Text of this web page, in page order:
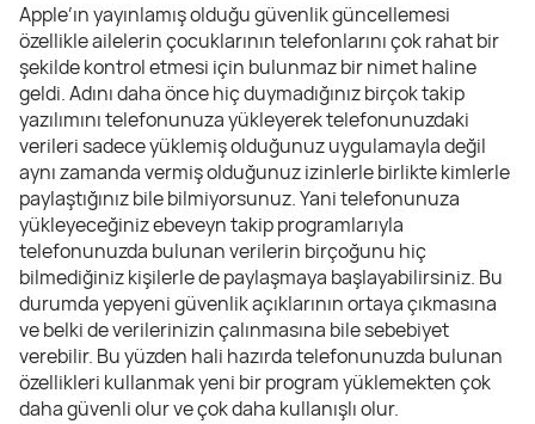
Apple’ın yayınlamış olduğu güvenlik güncellemesi
özellikle ailelerin çocuklarının telefonlarını çok rahat bir
şekilde kontrol etmesi için bulunmaz bir nimet haline
geldi. Adını daha önce hiç duymadığınız birçok takip
yazılımını telefonunuza yükleyerek telefonunuzdaki
verileri sadece yüklemiş olduğunuz uygulamayla değil
aynı zamanda vermiş olduğunuz izinlerle birlikte kimlerle
paylaştığınız bile bilmiyorsunuz. Yani telefonunuza
yükleyeceğiniz ebeveyn takip programlarıyla
telefonunuzda bulunan verilerin birçoğunu hiç
bilmediğiniz kişilerle de paylaşmaya başlayabilirsiniz. Bu
durumda yepyeni güvenlik açıklarının ortaya çıkmasına
ve belki de verilerinizin çalınmasına bile sebebiyet
verebilir. Bu yüzden hali hazırda telefonunuzda bulunan
özellikleri kullanmak yeni bir program yüklemekten çok
daha güvenli olur ve çok daha kullanışlı olur.